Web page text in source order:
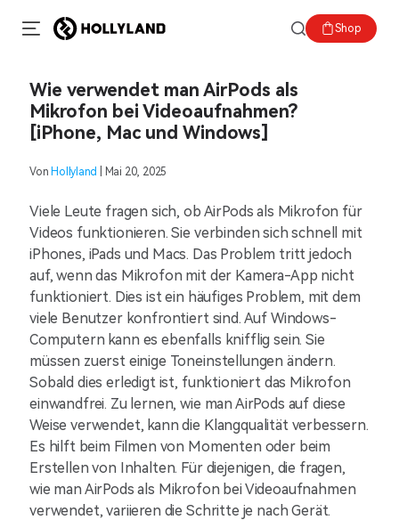
Shop
Wie verwendet man AirPods als
Mikrofon bei Videoaufnahmen?
[iPhone, Mac und Windows]
Von Hollyland | Mai 20, 2025
Viele Leute fragen sich, ob AirPods als Mikrofon für
Videos funktionieren. Sie verbinden sich schnell mit
iPhones, iPads und Macs. Das Problem tritt jedoch
auf, wenn das Mikrofon mit der Kamera-App nicht
funktioniert. Dies ist ein häufiges Problem, mit dem
viele Benutzer konfrontiert sind. Auf Windows-
Computern kann es ebenfalls knifflig sein. Sie
müssen zuerst einige Toneinstellungen ändern.
Sobald dies erledigt ist, funktioniert das Mikrofon
einwandfrei. Zu lernen, wie man AirPods auf diese
Weise verwendet, kann die Klangqualität verbessern.
Es hilft beim Filmen von Momenten oder beim
Erstellen von Inhalten. Für diejenigen, die fragen,
wie man AirPods als Mikrofon bei Videoaufnahmen
verwendet, variieren die Schritte je nach Gerät.